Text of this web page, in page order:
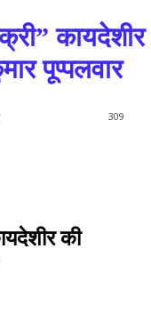
कायदेशीर
पूप्पलवार
309
की